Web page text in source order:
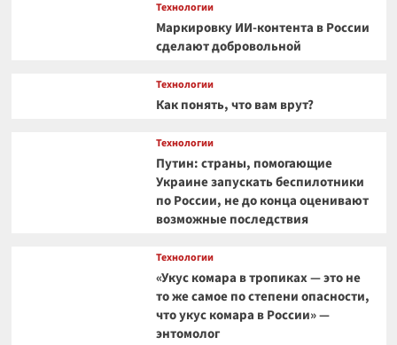
Технологии
Маркировку ИИ-контента в России
сделают добровольной
Технологии
Как понять, что вам врут?
Технологии
Путин: страны, помогающие
Украине запускать беспилотники
по России, не до конца оценивают
возможные последствия
Технологии
«Укус комара в тропиках — это не
то же самое по степени опасности,
что укус комара в России» —
энтомолог